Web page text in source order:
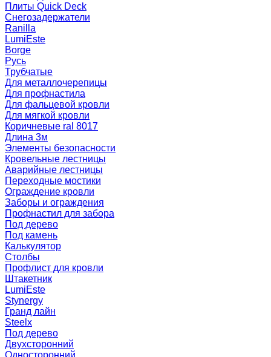
Плиты Quick Deck
Снегозадержатели
Ranilla
LumiEste
Borge
Русь
Трубчатые
Для металлочерепицы
Для профнастила
Для фальцевой кровли
Для мягкой кровли
Коричневые ral 8017
Длина 3м
Элементы безопасности
Кровельные лестницы
Аварийные лестницы
Переходные мостики
Ограждение кровли
Заборы и ограждения
Профнастил для забора
Под дерево
Под камень
Калькулятор
Столбы
Профлист для кровли
Штакетник
LumiEste
Stynergy
Гранд лайн
Steelx
Под дерево
Двухсторонний
Односторонний